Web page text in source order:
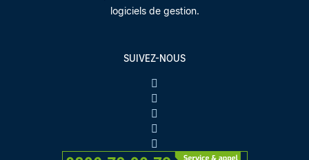
logiciels de gestion.
SUIVEZ-NOUS